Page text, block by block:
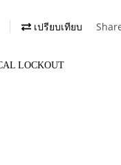
เปรียบเทียบ
LOCKOUT